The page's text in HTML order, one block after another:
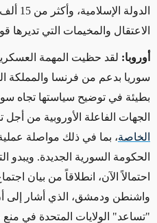
الاعتقال والمخيمات التي تديرها
أوروبا: لقد حظيت المهمة
سوريا بدعم من فرنسا والمملكة
بطيئة في توضيح سياستها تجاه
الجهات الفاعلة الأوروبية من
الخاصة، بما في ذلك مواصلة
الحكومة السورية الجديدة. ويبدو
احتمالاً الآن، انطلاقاً من بيان
واشنطن ودمشق، الذي أشار إلى
"تساعد" الولايات المتحدة في